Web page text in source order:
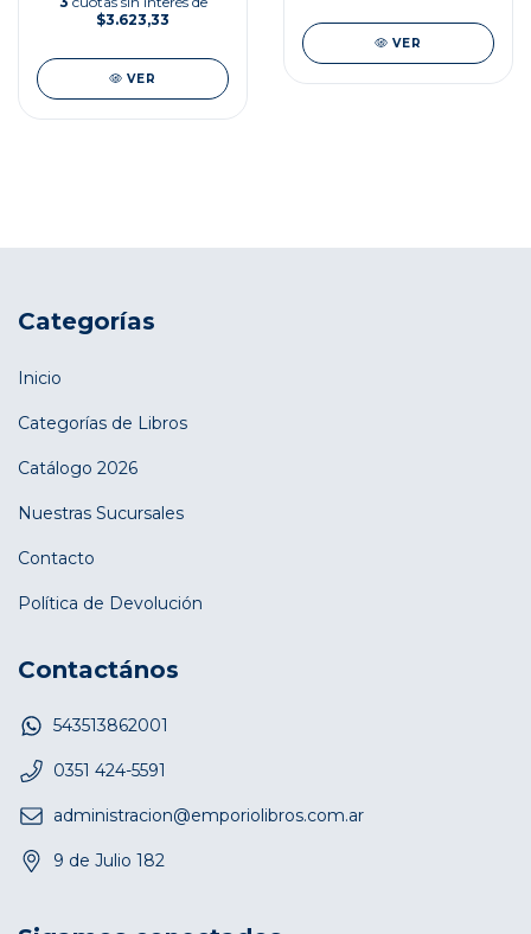
$3.623,33
VER
VER
Categorías
Inicio
Categorías de Libros
Catálogo 2026
Nuestras Sucursales
Contacto
Política de Devolución
Contactános
543513862001
0351 424-5591
administracion@emporiolibros.com.ar
9 de Julio 182